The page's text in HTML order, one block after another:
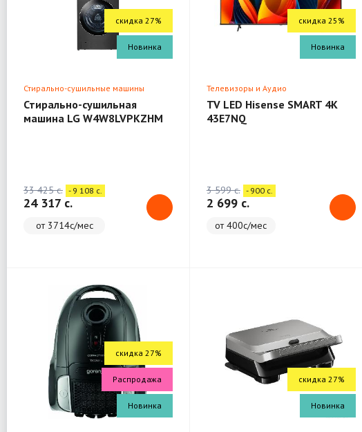
скидка 27%
Новинка
Стирально-сушильные машины
Стирально-сушильная
машина LG W4W8LVPKZHM
33 425 c. - 9 108 c.
24 317 c.
от 3714с/мес
скидка 25%
Новинка
Телевизоры и Аудио
TV LED Hisense SMART 4K
43E7NQ
3 599 c. - 900 c.
2 699 c.
от 400с/мес
скидка 27%
Распродажа
Новинка
скидка 27%
Новинка